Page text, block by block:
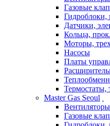
Газовые
Гидроблоки,
Датчики,
Кольца,
Моторы,
Насосы
Платы
Термостаты,
Master Gas Seoul
Вентиляторы
Газовые